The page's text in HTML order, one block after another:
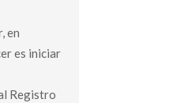
en
es iniciar
Registro